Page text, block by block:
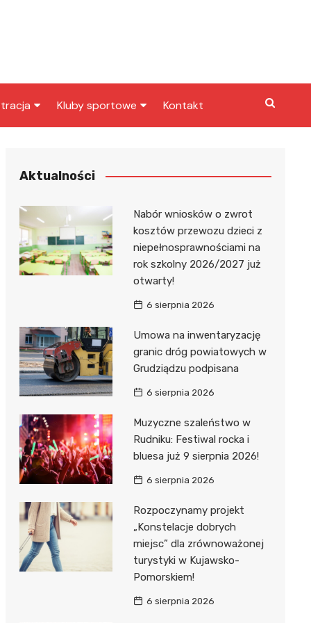
Kluby sportowe
Klub piłkarski
Kontakt
Aktualności
Nabór wniosków o zwrot
kosztów przewozu dzieci z
niepełnosprawnościami na
rok szkolny 2026/2027 już
otwarty!
6 sierpnia 2026
Umowa na inwentaryzację
granic dróg powiatowych w
Grudziądzu podpisana
6 sierpnia 2026
Muzyczne szaleństwo w
Rudniku: Festiwal rocka i
bluesa już 9 sierpnia 2026!
6 sierpnia 2026
Rozpoczynamy projekt
„Konstelacje dobrych
miejsc” dla zrównoważonej
turystyki w Kujawsko-
Pomorskiem!
6 sierpnia 2026